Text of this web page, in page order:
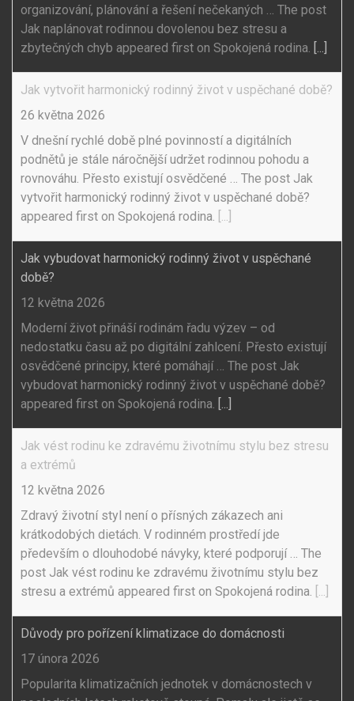
organizování, plánování a řešení nečekaných … The post
Jak naplánovat rodinnou dovolenou bez stresu a
zbytečných chyb appeared first on Spokojená rodina. [...]
Jak vytvořit harmonický rodinný život v uspěchané době?
26 května 2026
V dnešní rychlé době plné povinností a digitálních
podnětů je stále náročnější udržet rodinnou pohodu a
rovnováhu. Přesto existují osvědčené … The post Jak
vytvořit harmonický rodinný život v uspěchané době?
appeared first on Spokojená rodina. [...]
Jak vybudovat harmonický rodinný život v uspěchané
době?
12 května 2026
Moderní život přináší rodinám řadu výzev – od
nedostatku času až po digitální zahlcení. Přesto existují
osvědčené principy, které pomáhají … The post Jak
vybudovat harmonický rodinný život v uspěchané době?
appeared first on Spokojená rodina. [...]
Jak vést rodinu ke zdravému životnímu stylu bez stresu
a extrémů
12 května 2026
Zdravý životní styl není o přísných zákazech ani
krátkodobých dietách. V rodinném prostředí jde
především o dlouhodobé návyky, které podporují … The
post Jak vést rodinu ke zdravému životnímu stylu bez
stresu a extrémů appeared first on Spokojená rodina. [...]
Důvody pro pořízení klimatizace do domácnosti
17 února 2026
Popularita klimatizačních jednotek v domácnostech v